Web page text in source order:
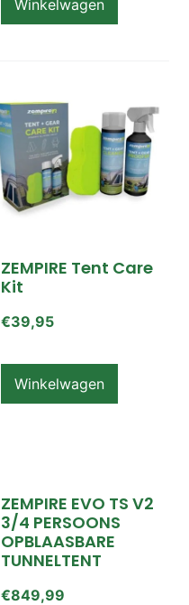
Winkelwagen
ZEMPIRE Tent Care
Kit
€39,95
Winkelwagen
ZEMPIRE EVO TS V2
3/4 PERSOONS
OPBLAASBARE
TUNNELTENT
€849,99